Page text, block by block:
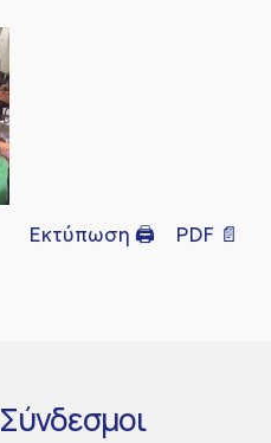
Εκτύπωση 🖨 PDF 📄
Σύνδεσμοι